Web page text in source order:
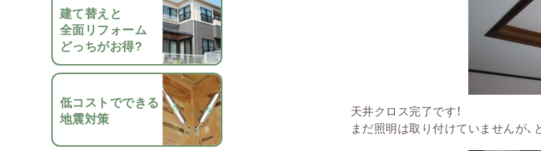
建て替えと
全面リフォーム
どっちがお得?
低コストでできる
地震対策
天井クロス完了です！
まだ照明は取り付けていませんが